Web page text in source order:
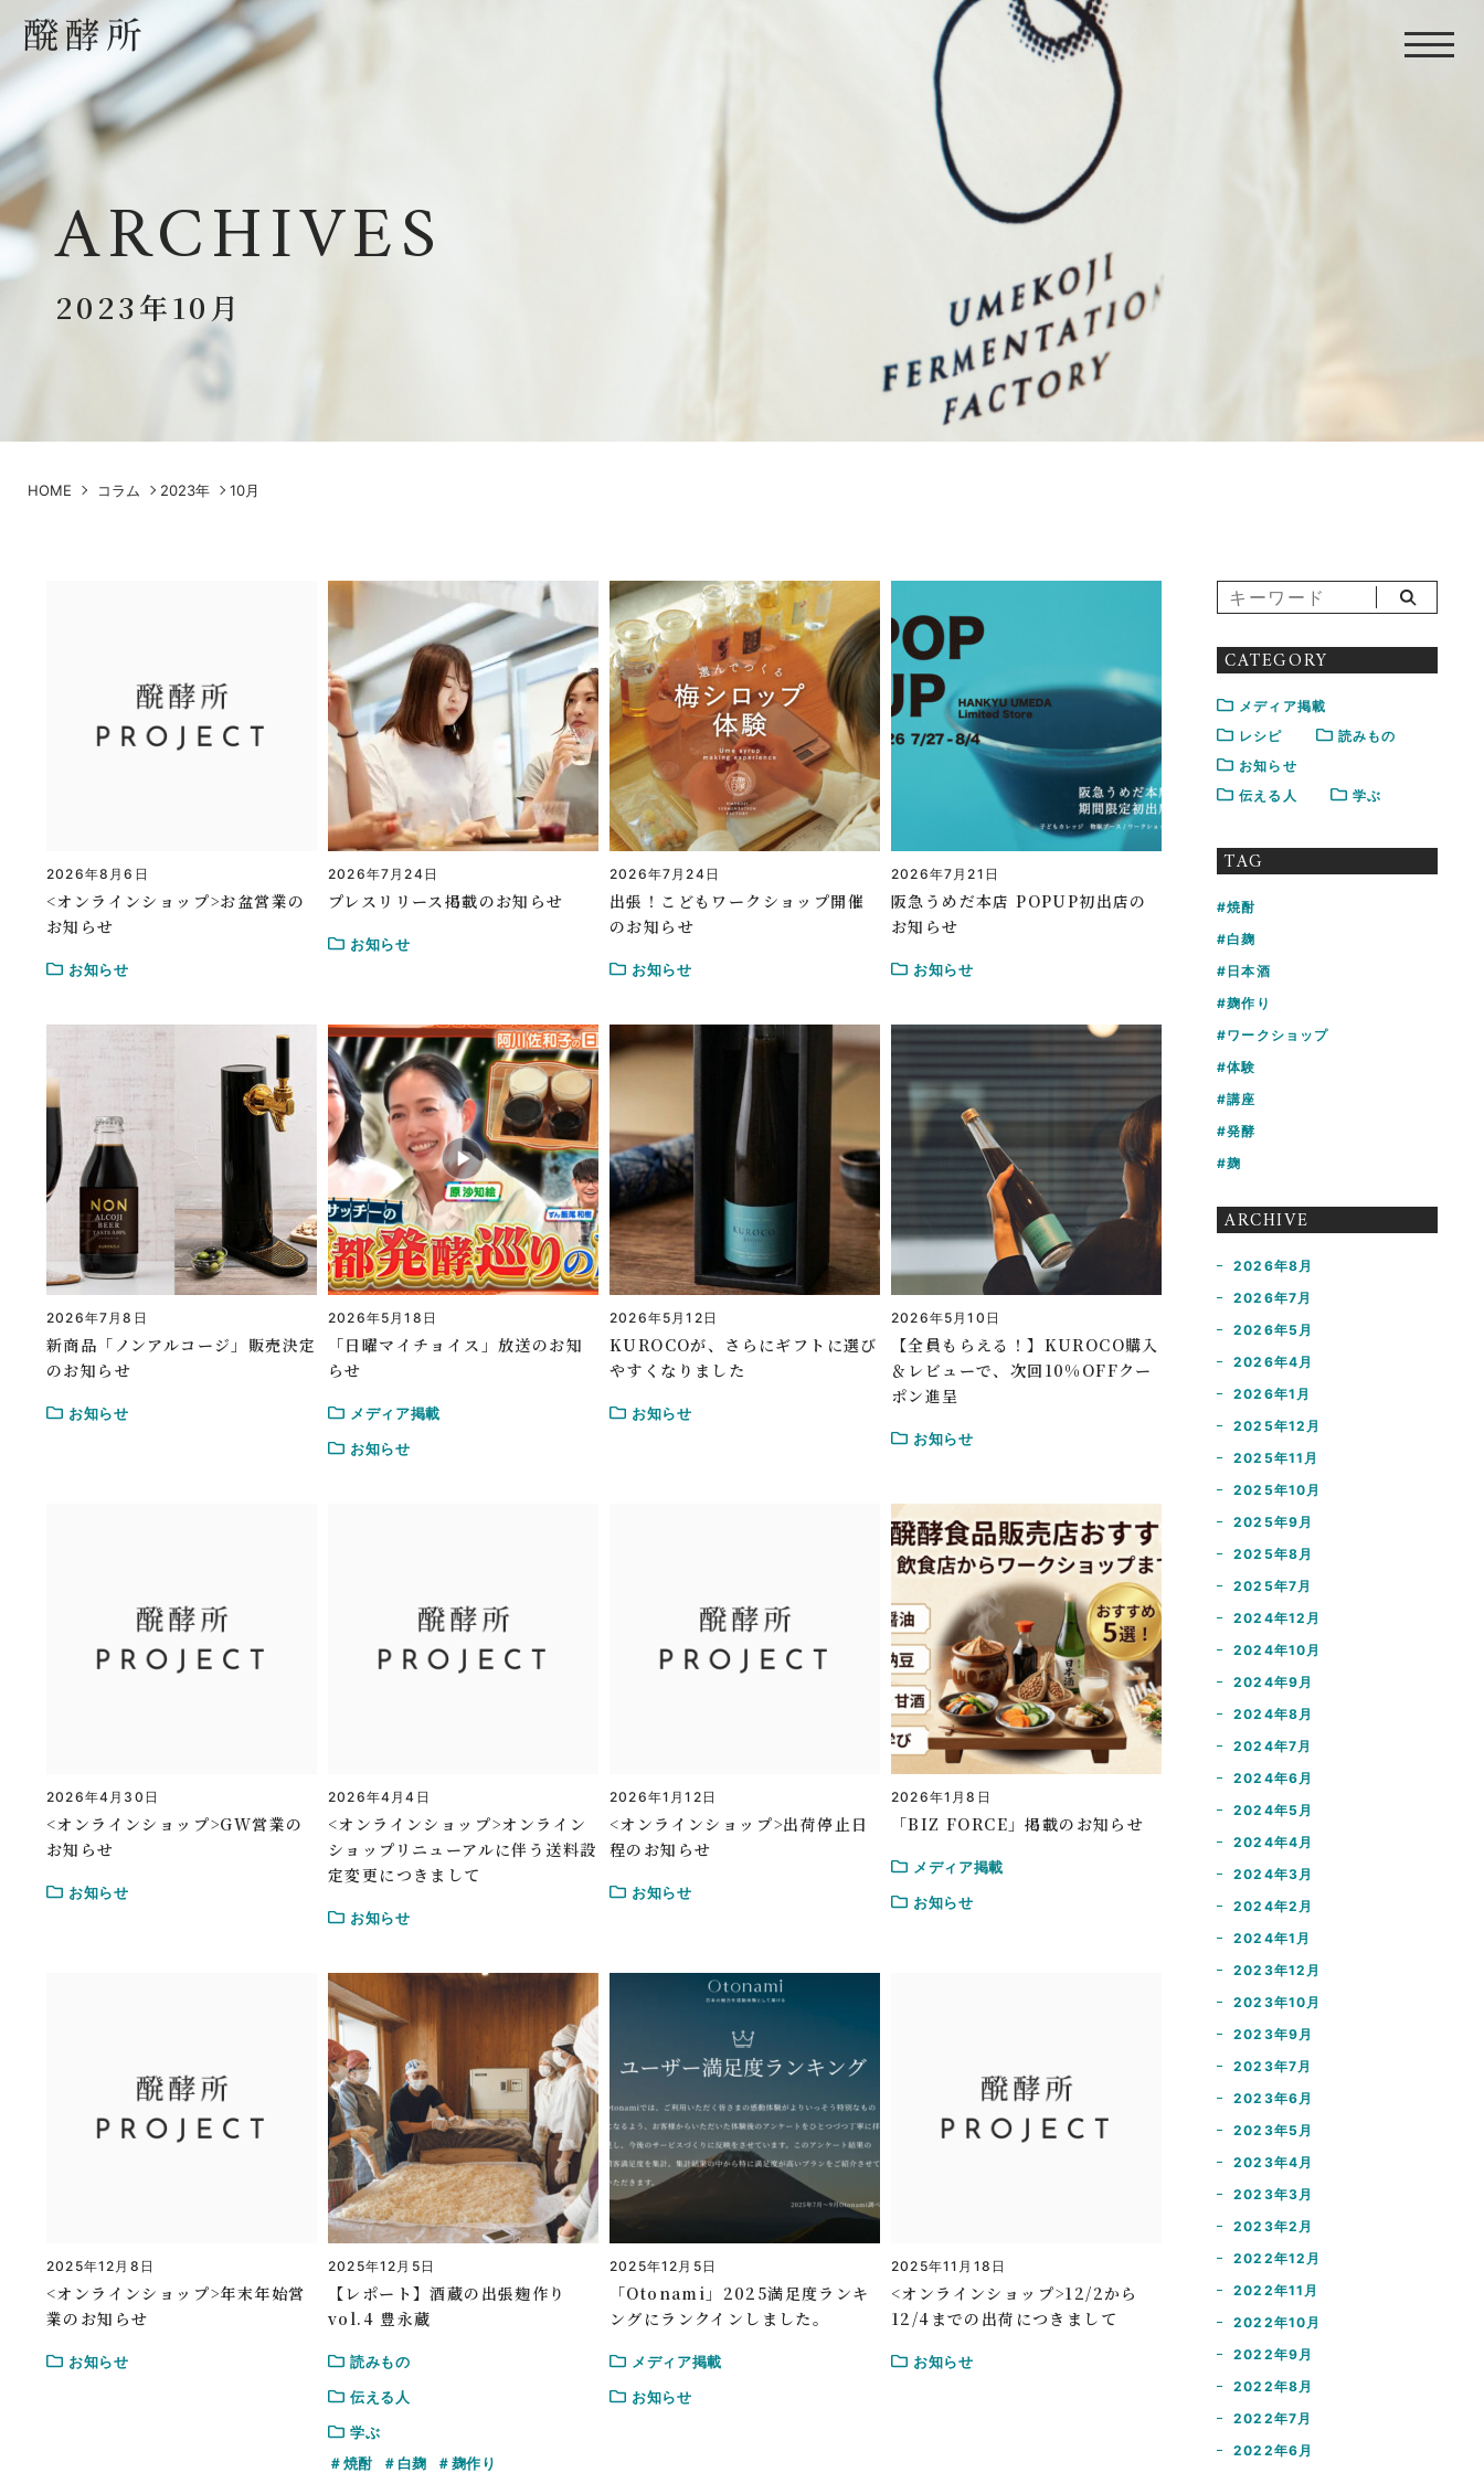
ARCHIVES
2023年10月
HOME コラム 2023年 10月
2026年8月6日
<オンラインショップ>お盆営業の
お知らせ
お知らせ
2026年7月24日
プレスリリース掲載のお知らせ
お知らせ
2026年7月24日
出張！こどもワークショップ開催
のお知らせ
お知らせ
2026年7月21日
阪急うめだ本店 POPUP初出店の
お知らせ
お知らせ
2026年7月8日
新商品「ノンアルコージ」販売決定
のお知らせ
お知らせ
2026年5月18日
「日曜マイチョイス」放送のお知
らせ
メディア掲載
お知らせ
2026年5月12日
KUROCOが、さらにギフトに選び
やすくなりました
お知らせ
2026年5月10日
【全員もらえる！】KUROCO購入
＆レビューで、次回10%OFFクー
ポン進呈
お知らせ
2026年4月30日
<オンラインショップ>GW営業の
お知らせ
お知らせ
2026年4月4日
<オンラインショップ>オンライン
ショップリニューアルに伴う送料設
定変更につきまして
お知らせ
2026年1月12日
<オンラインショップ>出荷停止日
程のお知らせ
お知らせ
2026年1月8日
「BIZ FORCE」掲載のお知らせ
メディア掲載
お知らせ
2025年12月8日
<オンラインショップ>年末年始営
業のお知らせ
お知らせ
2025年12月5日
【レポート】酒蔵の出張麹作り
vol.4 豊永蔵
読みもの
伝える人
学ぶ
焼酎
白麹 麹作り
2025年12月5日
「Otonami」2025満足度ランキ
ングにランクインしました。
メディア掲載
お知らせ
2025年11月18日
<オンラインショップ>12/2から
12/4までの出荷につきまして
お知らせ
CATEGORY
メディア掲載
レシピ
読みもの
お知らせ
伝える人
学ぶ
TAG
焼酎
白麹
日本酒
麹作り
ワークショップ
体験
講座
発酵
麹
ARCHIVE
2026年8月
2026年7月
2026年5月
2026年4月
2026年1月
2025年12月
2025年11月
2025年10月
2025年9月
2025年8月
2025年7月
2024年12月
2024年10月
2024年9月
2024年8月
2024年7月
2024年6月
2024年5月
2024年4月
2024年3月
2024年2月
2024年1月
2023年12月
2023年10月
2023年9月
2023年7月
2023年6月
2023年5月
2023年4月
2023年3月
2023年2月
2022年12月
2022年11月
2022年10月
2022年9月
2022年8月
2022年7月
2022年6月